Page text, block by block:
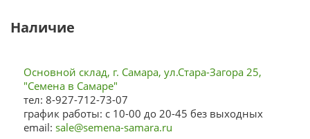
Наличие
Основной склад, г. Самара, ул.Стара-Загора 25,
"Семена в Самаре"
тел: 8-927-712-73-07
график работы: с 10-00 до 20-45 без выходных
email: sale@semena-samara.ru